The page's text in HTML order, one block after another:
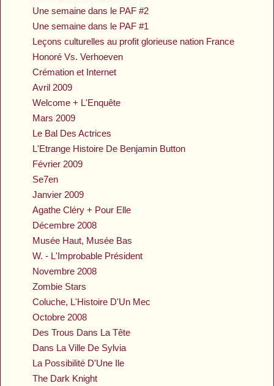
Une semaine dans le PAF #2
Une semaine dans le PAF #1
Leçons culturelles au profit glorieuse nation France
Honoré Vs. Verhoeven
Crémation et Internet
Avril 2009
Welcome + L'Enquête
Mars 2009
Le Bal Des Actrices
L'Etrange Histoire De Benjamin Button
Février 2009
Se7en
Janvier 2009
Agathe Cléry + Pour Elle
Décembre 2008
Musée Haut, Musée Bas
W. - L'Improbable Président
Novembre 2008
Zombie Stars
Coluche, L'Histoire D'Un Mec
Octobre 2008
Des Trous Dans La Tête
Dans La Ville De Sylvia
La Possibilité D'Une Ile
The Dark Knight